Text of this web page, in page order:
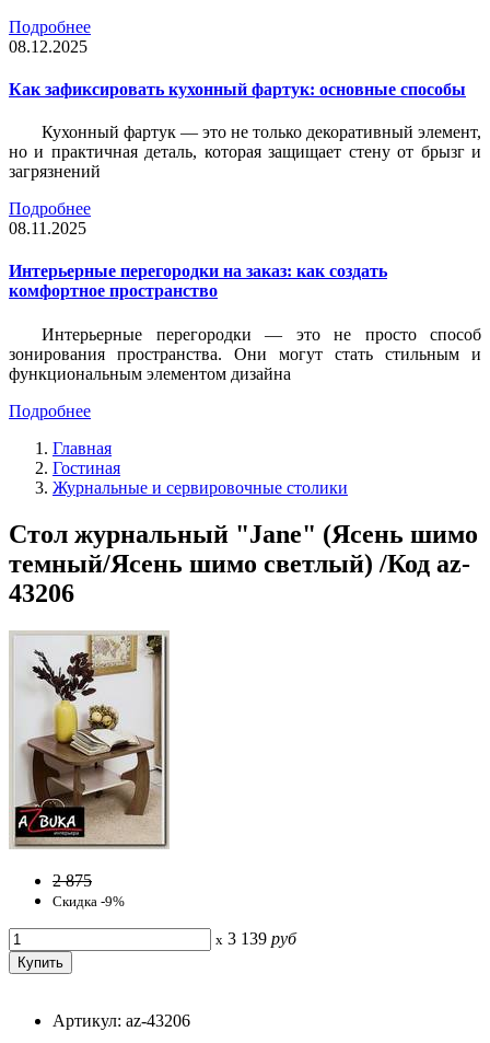
Подробнее
08.12.2025
Как зафиксировать кухонный фартук: основные способы
Кухонный фартук — это не только декоративный элемент,
но и практичная деталь, которая защищает стену от брызг и
загрязнений
Подробнее
08.11.2025
Интерьерные перегородки на заказ: как создать
комфортное пространство
Интерьерные перегородки — это не просто способ
зонирования пространства. Они могут стать стильным и
функциональным элементом дизайна
Подробнее
Главная
Гостиная
Журнальные и сервировочные столики
Стол журнальный "Jane" (Ясень шимо
темный/Ясень шимо светлый) /Код az-
43206
2 875
Скидка -9%
x 3 139 руб
Артикул: az-43206